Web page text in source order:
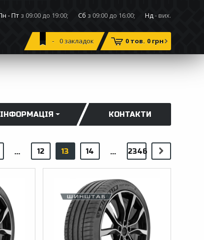
Пн - Пт з 09:00 до 19:00; Сб з 09:00 до 16:00; Нд- вих.
0закладок 0 тов. 0 грн
ІНФОРМАЦІЯ КОНТАКТИ
... 12 13 14 ... 2346